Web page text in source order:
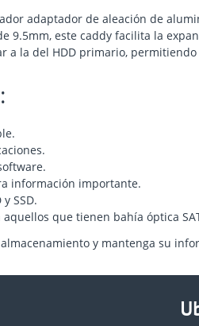
adaptador de aleación de
9.5mm, este caddy facilita la
a la del HDD primario,
información importante.
SSD.
aquellos que tienen bahía óptica
y mantenga su